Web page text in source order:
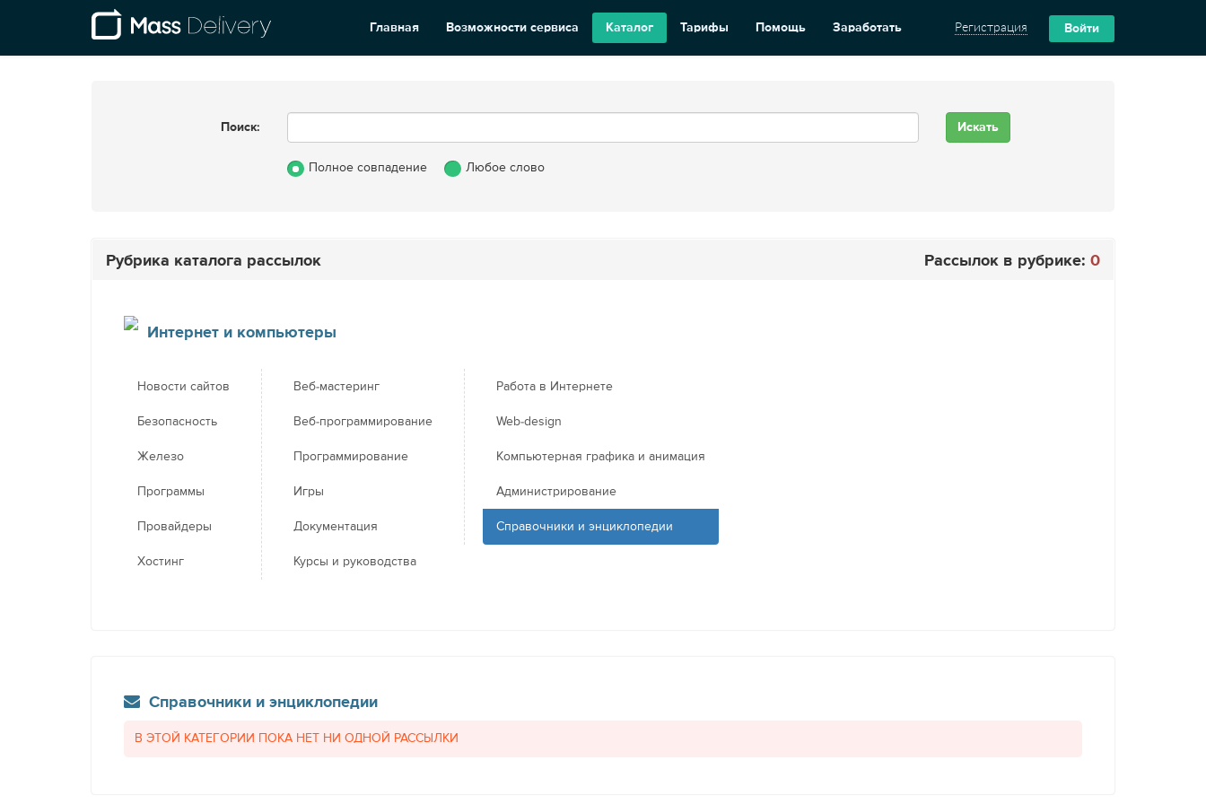
Главная Возможности сервиса Каталог Тарифы Помощь Заработать Регистрация Войти
Поиск:
Полное совпадение Любое слово
Рубрика каталога рассылок Рассылок в рубрике: 0
Интернет и компьютеры
Новости сайтов
Безопасность
Железо
Программы
Провайдеры
Хостинг
Веб-мастеринг
Веб-программирование
Программирование
Игры
Документация
Курсы и руководства
Работа в Интернете
Web-design
Компьютерная графика и анимация
Администрирование
Справочники и энциклопедии
Справочники и энциклопедии
В ЭТОЙ КАТЕГОРИИ ПОКА НЕТ НИ ОДНОЙ РАССЫЛКИ